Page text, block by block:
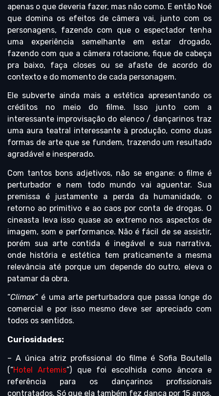
apenas o que deveria fazer, mas não como. E então Noé
que domina os efeitos de câmera vai, junto com os
personagens, fazendo com que o espectador tenha
uma experiência semelhante em estar drogado,
fazendo com que a câmera rotacione, fique de cabeça
pra baixo, faça closes ou se afaste de acordo do
contexto e do momento de cada personagem.
Ele subverte ainda mais a estética apresentando os
créditos no meio do filme. Isso junto com a
interessante improvisação do elenco / dançarinos traz
uma aura teatral interessante à produção, como duas
formas de arte que se fundem, trazendo um resultado
agradável e inesperado.
Com tantos bons adjetivos, não se engane: o filme é
perturbador e nem todo mundo vai aguentar. Sua
premissa é justamente a perda da humanidade, o
retorno ao primitivo e ao caos por conta de drogas. O
cineasta leva isso quase ao extremo nos aspectos de
imagem, som e performance. Não é fácil de se assistir,
porém sua arte contida é inegável e sua narrativa,
onde história e estética tem praticamente a mesma
relevância até porque um depende do outro, eleva o
patamar da obra.
“Climax” é uma arte perturbadora que passa longe do
comercial e por isso mesmo deve ser apreciado com
todos os sentidos.
Curiosidades:
– A única atriz profissional do filme é Sofia Boutella
(“Hotel Artemis”) que foi escolhida como âncora e
referência para os dançarinos profissionais
contratados. Só que ela também fez dança por 15 anos.